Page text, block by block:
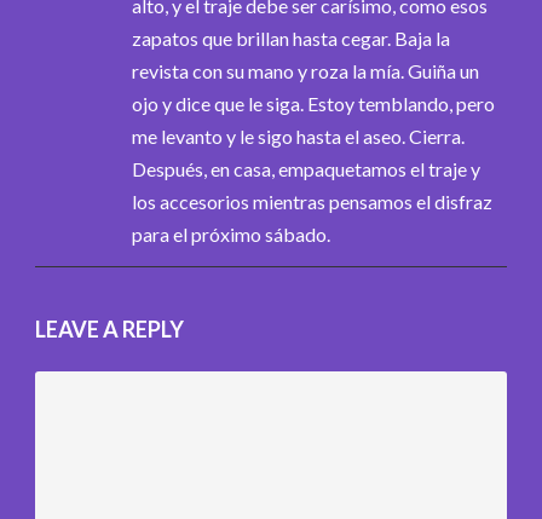
alto, y el traje debe ser carísimo, como esos
zapatos que brillan hasta cegar. Baja la
revista con su mano y roza la mía. Guiña un
ojo y dice que le siga. Estoy temblando, pero
me levanto y le sigo hasta el aseo. Cierra.
Después, en casa, empaquetamos el traje y
los accesorios mientras pensamos el disfraz
para el próximo sábado.
LEAVE A REPLY